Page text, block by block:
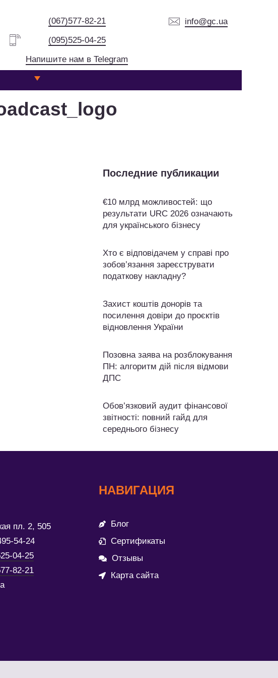
(067)577-82-21
(095)525-04-25
Напишите нам в Telegram
info@gc.ua
Последние публикации
€10 млрд можливостей: що
результати URC 2026 означають
для українського бізнесу
Хто є відповідачем у справі про
зобов’язання зареєструвати
податкову накладну?
Захист коштів донорів та
посилення довіри до проєктів
відновлення України
Позовна заява на розблокування
ПН: алгоритм дій після відмови
ДПС
Обов’язковий аудит фінансової
звітності: повний гайд для
середнього бізнесу
пл. 2, 505
54-24
04-25
82-21
НАВИГАЦИЯ
Блог
Сертификаты
Отзывы
Карта сайта